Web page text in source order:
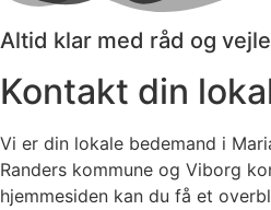
Altid klar med råd og
Kontakt din
Vi er din lokale bedemand i
Randers kommune og Viborg
hjemmesiden kan du få et